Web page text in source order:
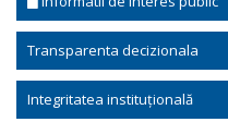
Transparenta decizionala
Integritatea instituțională